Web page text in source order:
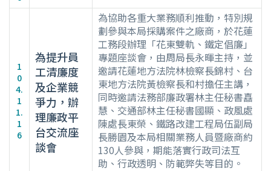
1
0
4.
1
1.
1
6
為提升員
工清廉度
及企業競
爭力，辦
理廉政平
台交流座
談會
為協助各重大業務順利推動，特別規
劃參與本局採購案件之廠商，於花蓮
工務段辦理「花東雙軌、鐵定倡廉」
專題座談會，由周局長永暉主持，並
邀請花蓮地方法院林檢察長錦村、台
東地方法院黃檢察長和村擔任主講，
同時邀請法務部廉政署林主任秘書嚞
慧、交通部林主任秘書國顯、政風處
陳處長東榮、鐵路改建工程局伍副局
長勝園及本局相關業務人員暨廠商約
130人參與，期能落實行政司法互
助、行政透明、防範弊失等目的。